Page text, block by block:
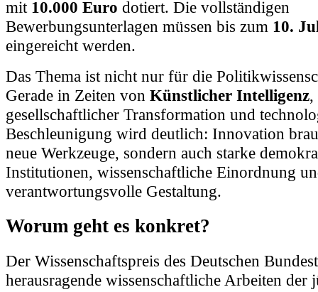
Bewerbungsunterlagen müssen bis zum10.
eingereicht werden.
Gerade in Zeiten vonKünstlicher Intelligenz,
gesellschaftlicher Transformation und
Beschleunigung wird deutlich: Innovation
neue Werkzeuge, sondern auch starke
Institutionen, wissenschaftliche Einordnung
verantwortungsvolle Gestaltung.
herausragende wissenschaftliche Arbeiten der
aus allen Disziplinen. Entscheidend ist, dass